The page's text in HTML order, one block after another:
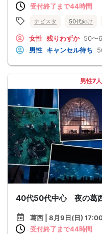
受付終了まで44時間
ナビスタ 50代向け
女性 残りわずか 50〜
男性 キャンセル待ち
男性7
40代50代中心 夜の葛
葛西 | 8月9日(日)
受付終了まで44時間